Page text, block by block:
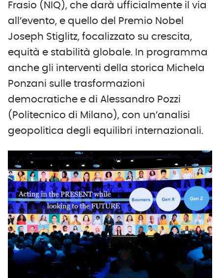
Frasio (NIQ), che darà ufficialmente il via
all’evento, e quello del Premio Nobel
Joseph Stiglitz, focalizzato su crescita,
equità e stabilità globale. In programma
anche gli interventi della storica Michela
Ponzani sulle trasformazioni
democratiche e di Alessandro Pozzi
(Politecnico di Milano), con un’analisi
geopolitica degli equilibri internazionali.